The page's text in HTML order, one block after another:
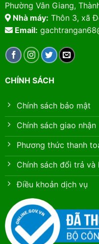
Phường Vân Giang,
Nhà máy: Thôn 3, xã
Email:
CHÍNH SÁCH
Chính sách bảo mật
Chính sách giao nhận
Phương thức thanh
Chính sách đổi trả và
Điều khoản dịch vụ